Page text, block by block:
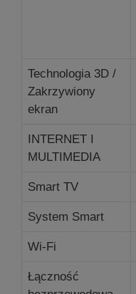
Technologia 3D /
Zakrzywiony
ekran
INTERNET I
MULTIMEDIA
Smart TV
System Smart
Wi-Fi
Łączność